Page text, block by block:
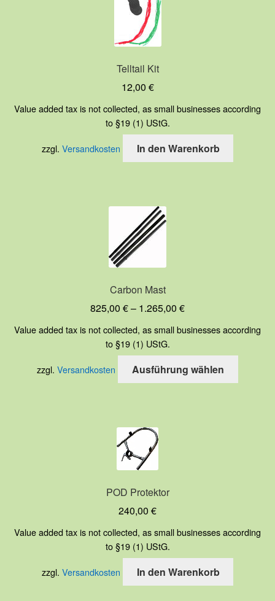
Telltail Kit
12,00 €
Value added tax is not collected, as small businesses according
to §19 (1) UStG.
zzgl. Versandkosten In den Warenkorb
Carbon Mast
825,00 €– 1.265,00 €
Value added tax is not collected, as small businesses according
to §19 (1) UStG.
zzgl.Versandkosten Ausführung wählen
POD Protektor
240,00 €
Value added tax is not collected, as small businesses according
to §19 (1) UStG.
zzgl. Versandkosten In den Warenkorb